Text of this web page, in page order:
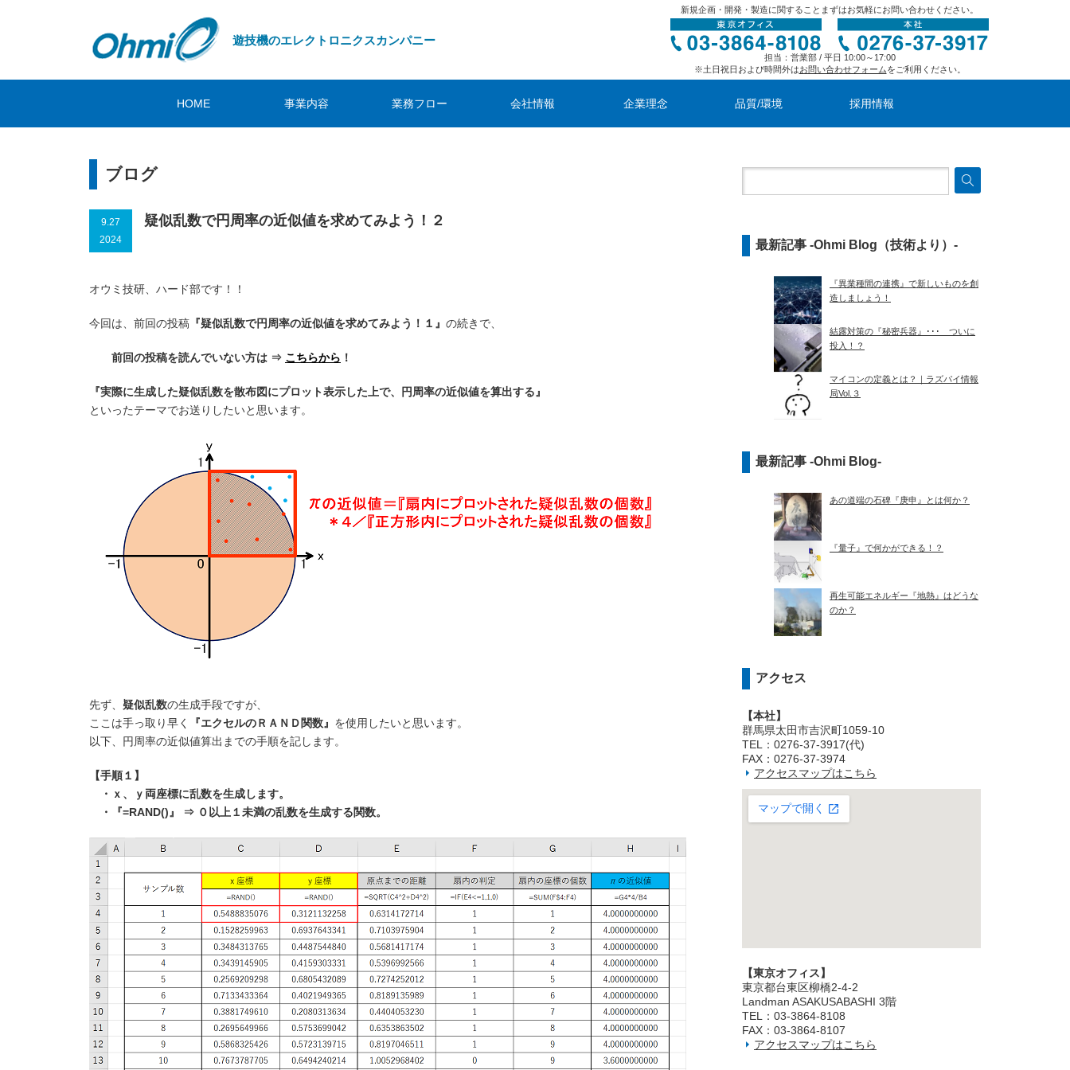
遊技機のエレクトロニクスカンパニー
新規企画・開発・製造に関することまずはお気軽にお問い合わせください。
担当：営業部 / 平日 10:00～17:00
※土日祝日および時間外はお問い合わせフォームをご利用ください。
HOME 事業内容 業務フロー 会社情報 企業理念 品質/環境 採用情報
ブログ
9.27
2024
疑似乱数で円周率の近似値を求めてみよう！２
オウミ技研、ハード部です！！
今回は、前回の投稿 『疑似乱数で円周率の近似値を求めてみよう！１』 の続きで、
前回の投稿を読んでいない方は ⇒ こちらから ！
『実際に生成した疑似乱数を散布図にプロット表示した上で、円周率の近似値を算出する』
といったテーマでお送りしたいと思います。
先ず、 疑似乱数の生成手段ですが、
ここは手っ取り早く
『エクセルのＲＡＮＤ関数』 を使用したいと思います。
以下、円周率の近似値算出までの手順を記します。
【手順１】
・ｘ、ｙ両座標に乱数を生成します。
・『=RAND()』 ⇒ ０以上１未満の乱数を生成する関数。
最新記事 -Ohmi Blog（技術より）-
『異業種間の連携』で新しいものを創
造しましょう！
結露対策の『秘密兵器』･･･ ついに
投入！？
マイコンの定義とは？｜ラズパイ情報
局Vol.３
最新記事 -Ohmi Blog-
あの道端の石碑『庚申』とは何か？
『量子』で何かができる！？
再生可能エネルギー『地熱』はどうな
のか？
アクセス
【本社】
群馬県太田市吉沢町1059-10
TEL：0276-37-3917(代)
FAX：0276-37-3974
アクセスマップはこちら
【東京オフィス】
東京都台東区柳橋2‐4‐2
Landman ASAKUSABASHI 3階
TEL：03‐3864‐8108
FAX：03‐3864‐8107
アクセスマップはこちら